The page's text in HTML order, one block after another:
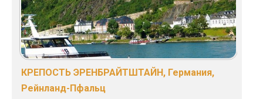
КРЕПОСТЬ ЭРЕНБРАЙТШТАЙН, Германия,
Рейнланд-Пфальц